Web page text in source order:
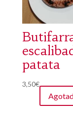
patata
3,50€